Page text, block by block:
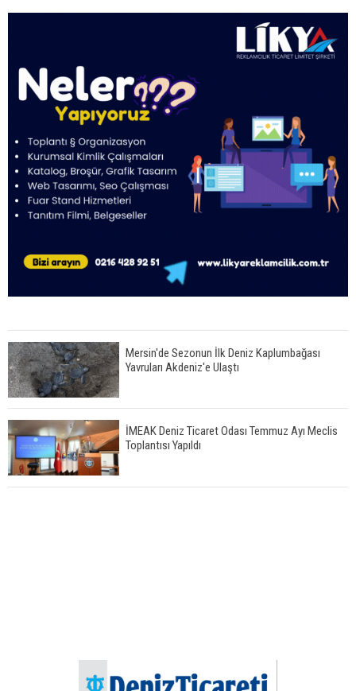
Mersin'de Sezonun İlk Deniz Kaplumbağası
Yavruları Akdeniz'e Ulaştı
İMEAK Deniz Ticaret Odası Temmuz Ayı Meclis
Toplantısı Yapıldı